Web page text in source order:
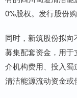
0%股权。发行股份
同时，新筑股份拟
募集配套资金，用于
介机构费用、投入
清洁能源流动资金或